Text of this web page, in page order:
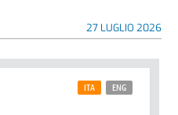
27 LUGLIO 2026